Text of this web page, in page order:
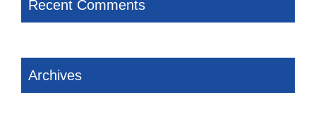
Recent Comments
Archives